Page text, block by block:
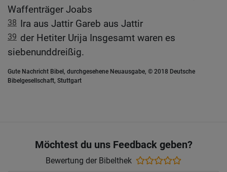
Waffenträger Joabs
38 Ira aus Jattir Gareb aus Jattir
39 der Hetiter Urija Insgesamt waren es
siebenunddreißig.
Gute Nachricht Bibel, durchgesehene Neuausgabe, © 2018 Deutsche
Bibelgesellschaft, Stuttgart
Möchtest du uns Feedback geben?
Bewertung der Bibelthek